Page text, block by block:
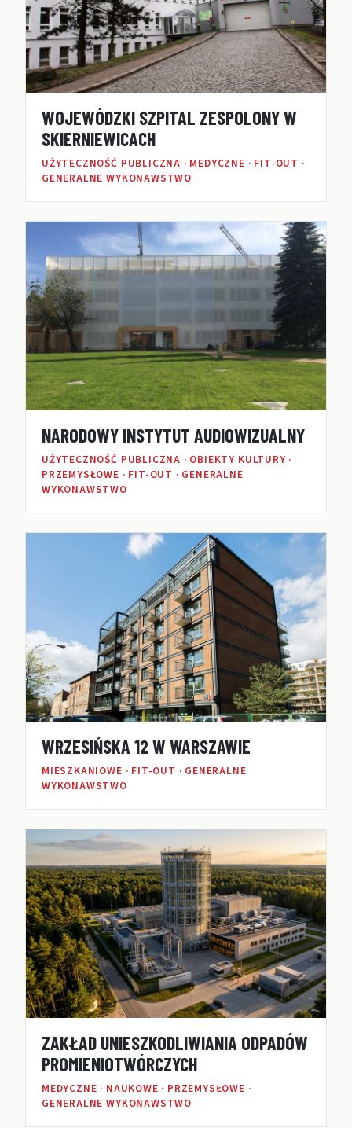
WOJEWÓDZKI SZPITAL ZESPOLONY W
SKIERNIEWICACH
UŻYTECZNOŚĆ PUBLICZNA · MEDYCZNE · FIT-OUT ·
GENERALNE WYKONAWSTWO
NARODOWY INSTYTUT AUDIOWIZUALNY
UŻYTECZNOŚĆ PUBLICZNA · OBIEKTY KULTURY ·
PRZEMYSŁOWE · FIT-OUT · GENERALNE
WYKONAWSTWO
WRZESIŃSKA 12 W WARSZAWIE
MIESZKANIOWE · FIT-OUT · GENERALNE
WYKONAWSTWO
ZAKŁAD UNIESZKODLIWIANIA ODPADÓW
PROMIENIOTWÓRCZYCH
MEDYCZNE · NAUKOWE · PRZEMYSŁOWE ·
GENERALNE WYKONAWSTWO